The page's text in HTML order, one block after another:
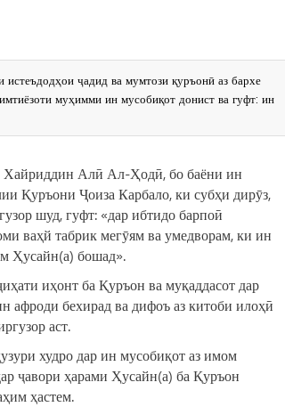
ҷадид ва мумтози қуръонӣ аз бархе
муҳимми ин мусобиқот донист ва гуфт: ин
Алӣ Ал-Ҳодӣ, бо баёни ин
Қуръони Ҷоиза Карбало, ки субҳи дирӯз,
шуд, гуфт: «дар ибтидо барпоӣ
ваҳй табрик мегӯям ва умедворам, ки ин
Ҳусайн(а) бошад».
иҳонт ба Қуръон ва муқаддасот дар
афроди бехирад ва дифоъ аз китоби илоҳӣ
аст.
худро дар ин мусобиқот аз имом
ҷавори ҳарами Ҳусайн(а) ба Қуръон
ҳастем.